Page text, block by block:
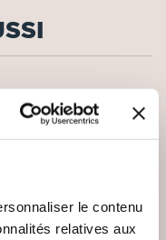
le contenu
relatives aux